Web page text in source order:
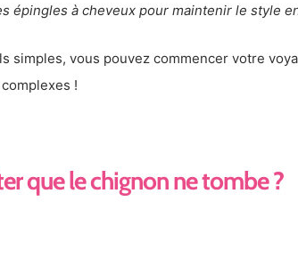
épingles à cheveux pour maintenir le style
simples, vous pouvez commencer votre
!
que le chignon ne tombe ?